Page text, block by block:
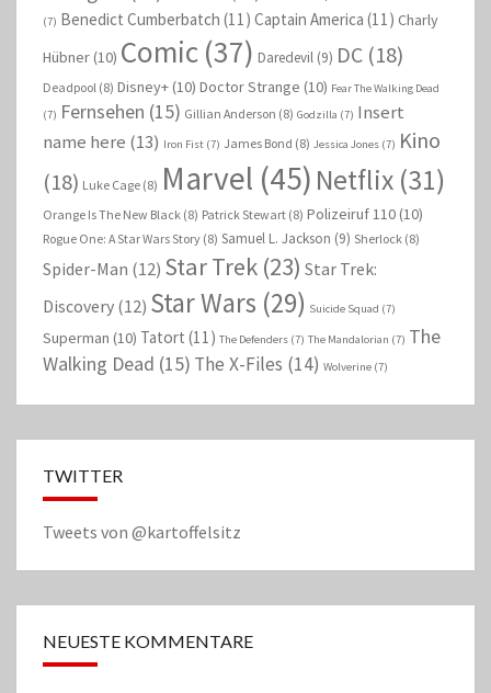
(7) Benedict Cumberbatch (11) Captain America (11) Charly
Hübner (10) Comic (37) Daredevil (9) DC (18)
Deadpool (8) Disney+ (10) Doctor Strange (10) Fear The Walking Dead
(7) Fernsehen (15) Gillian Anderson (8) Godzilla (7) Insert
name here (13) Iron Fist (7) James Bond (8) Jessica Jones (7) Kino
(18) Luke Cage (8) Marvel (45) Netflix (31)
Orange Is The New Black (8) Patrick Stewart (8) Polizeiruf 110 (10)
Rogue One: A Star Wars Story (8) Samuel L. Jackson (9) Sherlock (8)
Spider-Man (12) Star Trek (23) Star Trek:
Discovery (12) Star Wars (29) Suicide Squad (7)
Superman (10) Tatort (11) The Defenders (7) The Mandalorian (7) The
Walking Dead (15) The X-Files (14) Wolverine (7)
TWITTER
Tweets von @kartoffelsitz
NEUESTE KOMMENTARE